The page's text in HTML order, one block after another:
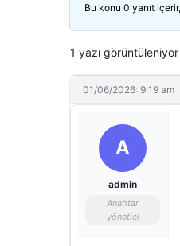
Bu konu 0 yanıt
1 yazı
01/06/2026: 9:19 am
A
admin
Anahtar
yönetici